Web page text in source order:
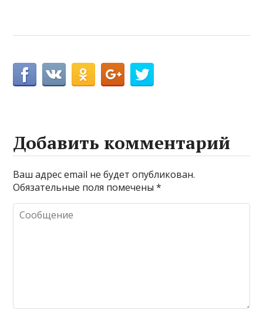
Добавить комментарий
Ваш адрес email не будет опубликован.
Обязательные поля помечены*